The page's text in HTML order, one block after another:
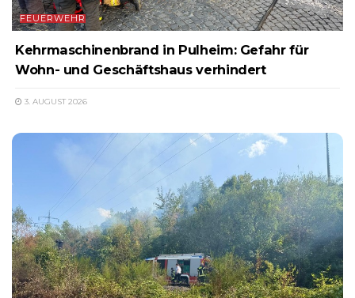
FEUERWEHR
Kehrmaschinenbrand in Pulheim: Gefahr für
Wohn- und Geschäftshaus verhindert
3. AUGUST 2026